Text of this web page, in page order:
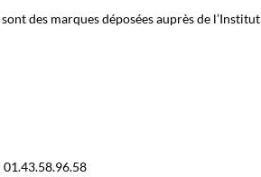
des marques déposées auprès de
01.43.58.96.58